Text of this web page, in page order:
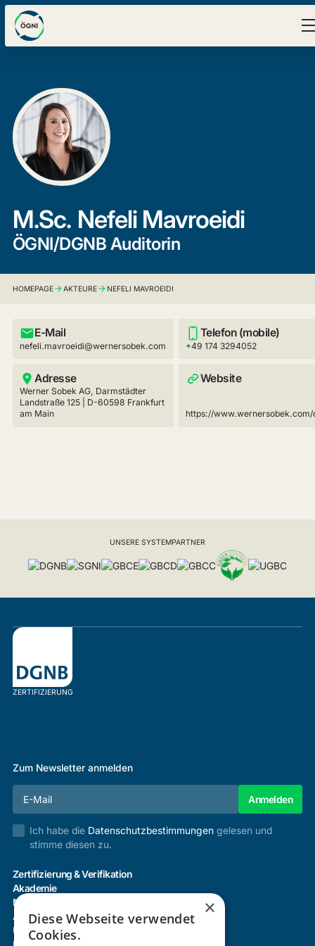
M.Sc. Nefeli Mavroeidi
ÖGNI/DGNB Auditorin
HOMEPAGE AKTEURE NEFELI MAVROEIDI
E-Mail
nefeli.mavroeidi@wernersobek.com
Telefon (mobile)
+49 174 3294052
Adresse
Werner Sobek AG, Darmstädter
Landstraße 125 | D-60598 Frankfurt
am Main
Website
https://www.wernersobek.com/
UNSERE SYSTEMPARTNER
ZERTIFIZIERUNG
Zum Newsletter anmelden
Ich habe die Datenschutzbestimmungen gelesen und
stimme diesen zu.
Zertifizierung & Verifikation
Akademie
Mitgliedschaft
Aktivitäten
Über uns
×
Diese Webseite verwendet
Cookies.